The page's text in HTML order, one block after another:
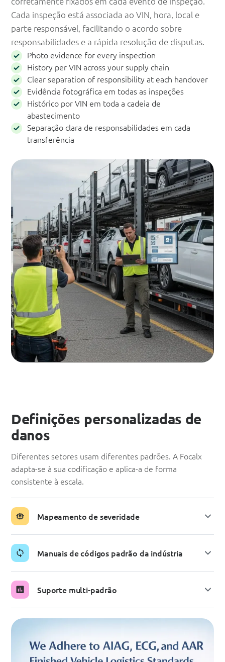
Cada inspeção está associada ao VIN, hora, local e
parte responsável, facilitando o acordo sobre
responsabilidades e a rápida resolução de disputas.
Photo evidence for every inspection
History per VIN across your supply chain
Clear separation of responsibility at each handover
Evidência fotográfica em todas as inspeções
Histórico por VIN em toda a cadeia de
abastecimento
Separação clara de responsabilidades em cada
transferência
Definições personalizadas de
danos
Diferentes setores usam diferentes padrões. A Focalx
adapta-se à sua codificação e aplica-a de forma
consistente à escala.
Mapeamento de severidade
Manuais de códigos padrão da indústria
Suporte multi-padrão